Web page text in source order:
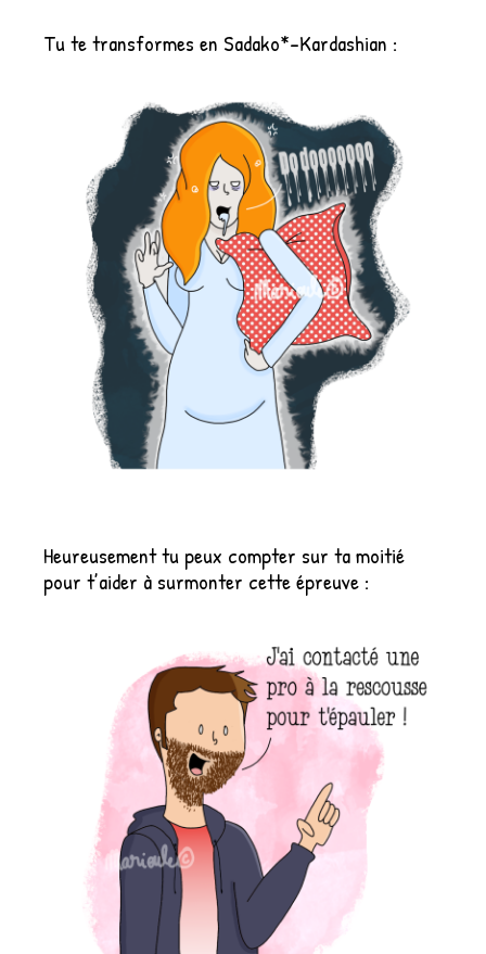
Tu te transformes en Sadako*-Kardashian :
Heureusement tu peux compter sur ta moitié
pour t’aider à surmonter cette épreuve :